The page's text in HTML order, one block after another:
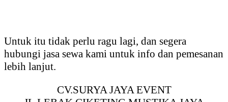
Untuk itu tidak perlu ragu lagi, dan segera
hubungi jasa sewa kami untuk info dan pemesanan
lebih lanjut.
CV.SURYA JAYA EVENT